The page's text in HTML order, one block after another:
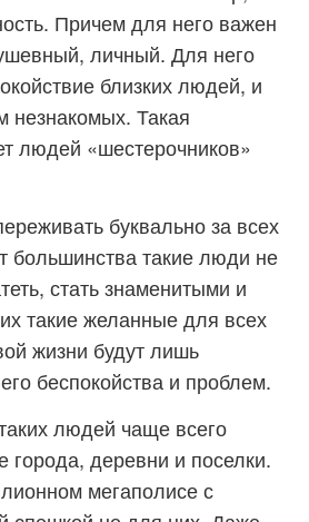
Причем для него важен
личный. Для него
близких людей, и
незнакомых. Такая
людей «шестерочников»
буквально за всех
большинства такие люди не
стать знаменитыми и
такие желанные для всех
жизни будут лишь
беспокойства и проблем.
людей чаще всего
деревни и поселки.
мегаполисе с